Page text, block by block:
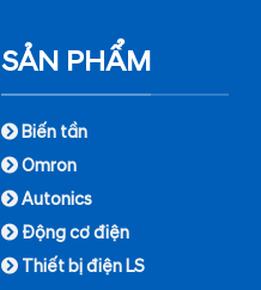
SẢN PHẨM
Biến tần
Omron
Autonics
Động cơ điện
Thiết bị điện LS